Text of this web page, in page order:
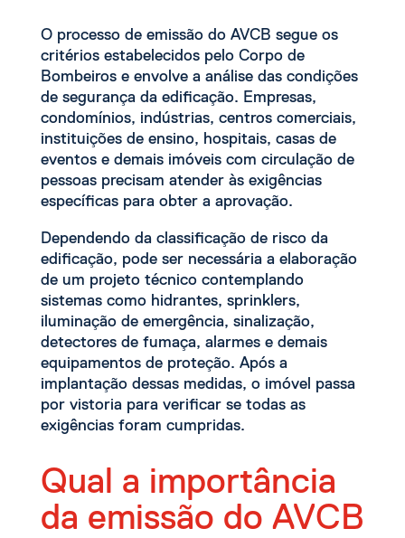
O processo de emissão do AVCB segue os
critérios estabelecidos pelo Corpo de
Bombeiros e envolve a análise das condições
de segurança da edificação. Empresas,
condomínios, indústrias, centros comerciais,
instituições de ensino, hospitais, casas de
eventos e demais imóveis com circulação de
pessoas precisam atender às exigências
específicas para obter a aprovação.
Dependendo da classificação de risco da
edificação, pode ser necessária a elaboração
de um projeto técnico contemplando
sistemas como hidrantes, sprinklers,
iluminação de emergência, sinalização,
detectores de fumaça, alarmes e demais
equipamentos de proteção. Após a
implantação dessas medidas, o imóvel passa
por vistoria para verificar se todas as
exigências foram cumpridas.
Qual a importância
da emissão do AVCB